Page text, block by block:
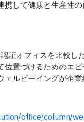
して健康と生産性
証オフィスを比較
位置づけるためのエ
ルビーイングが企
office/column/